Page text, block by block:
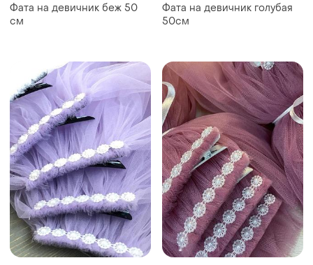
Фата на девичник беж 50
см
Фата на девичник голубая
50см